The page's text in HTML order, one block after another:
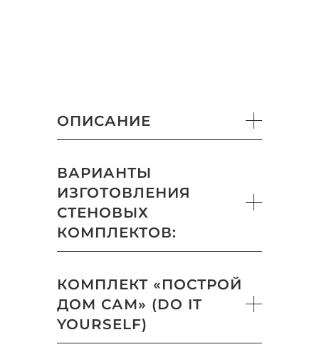
ОПИСАНИЕ
ВАРИАНТЫ
ИЗГОТОВЛЕНИЯ
СТЕНОВЫХ
КОМПЛЕКТОВ:
КОМПЛЕКТ «ПОСТРОЙ
ДОМ САМ» (DO IT
YOURSELF)